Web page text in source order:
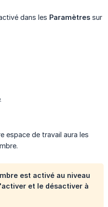
dans les Paramètres sur
.
espace de travail aura les
est activé au niveau
et le désactiver à